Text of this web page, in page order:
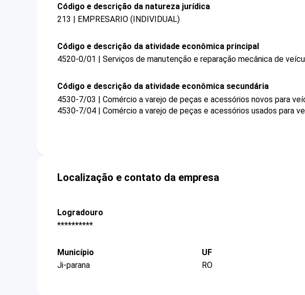
Código e descrição da natureza jurídica
213 | EMPRESARIO (INDIVIDUAL)
Código e descrição da atividade econômica principal
4520-0/01 | Serviços de manutenção e reparação mecânica de
Código e descrição da atividade econômica secundária
4530-7/03 | Comércio a varejo de peças e acessórios novos para
4530-7/04 | Comércio a varejo de peças e acessórios usados para
Localização e contato da empresa
Logradouro
**********
Município
Ji-parana
UF
RO